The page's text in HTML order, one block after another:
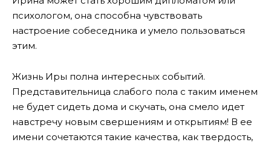
психологом, она способна чувствовать
настроение собеседника и умело пользоваться
этим.
Жизнь Иры полна интересных событий.
Представительница слабого пола с таким именем
не будет сидеть дома и скучать, она смело идет
навстречу новым свершениям и открытиям! В ее
имени сочетаются такие качества, как твердость,